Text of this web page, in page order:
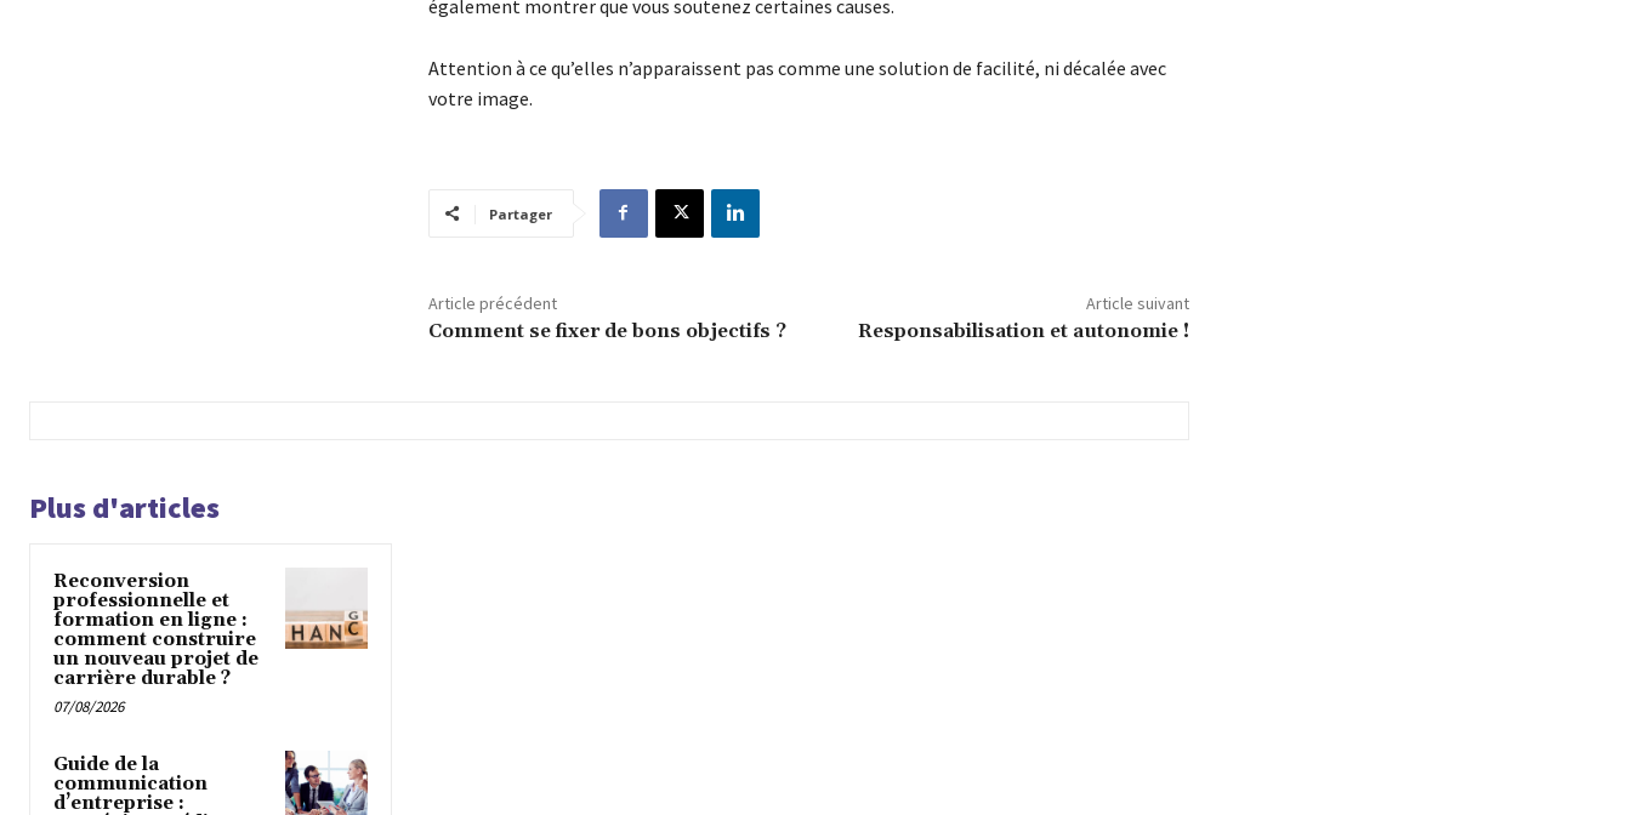
également montrer que vous soutenez certaines causes.
Attention à ce qu’elles n’apparaissent pas comme une solution de facilité, ni décalée avec
votre image.
Partager
Article précédent
Comment se fixer de bons objectifs ?
Article suivant
Responsabilisation et autonomie !
Plus d'articles
Reconversion
professionnelle et
formation en ligne :
comment construire
un nouveau projet de
carrière durable ?
07/08/2026
Guide de la
communication
d’entreprise :